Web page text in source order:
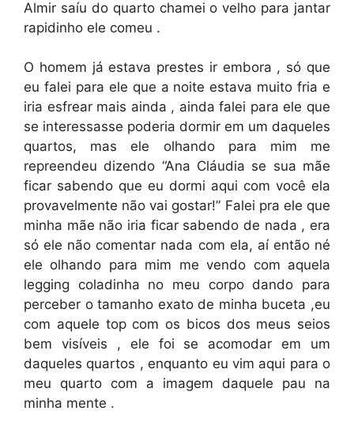
Almir saíu do quarto chamei o velho para jantar
rapidinho ele comeu .
O homem já estava prestes ir embora , só que
eu falei para ele que a noite estava muito fria e
iria esfrear mais ainda , ainda falei para ele que
se interessasse poderia dormir em um daqueles
quartos, mas ele olhando para mim me
repreendeu dizendo “Ana Cláudia se sua mãe
ficar sabendo que eu dormi aqui com você ela
provavelmente não vai gostar!” Falei pra ele que
minha mãe não iria ficar sabendo de nada , era
só ele não comentar nada com ela, aí então né
ele olhando para mim me vendo com aquela
legging coladinha no meu corpo dando para
perceber o tamanho exato de minha buceta ,eu
com aquele top com os bicos dos meus seios
bem visíveis , ele foi se acomodar em um
daqueles quartos , enquanto eu vim aqui para o
meu quarto com a imagem daquele pau na
minha mente .